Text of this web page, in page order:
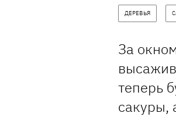
ДЕРЕВЬЯ
За
теперь
сакуры,